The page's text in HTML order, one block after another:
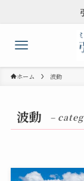
ホーム 波動
波動 –